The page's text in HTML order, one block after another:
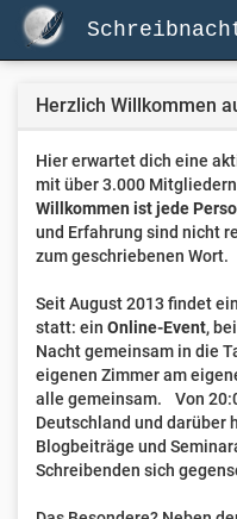
Herzlich Willkommen
Hier erwartet dich eine
mit über 3.000
Willkommen ist jede
und Erfahrung sind nicht
zum geschriebenen Wort.
Seit August 2013 findet
statt: ein Online-Event,
Nacht gemeinsam in die
eigenen Zimmer am
alle gemeinsam. Von
Deutschland und darüber
Blogbeiträge und
Schreibenden sich